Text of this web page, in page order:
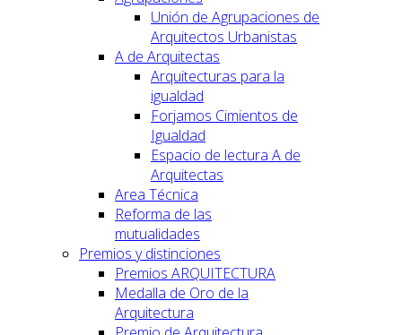
Unión de Agrupaciones de
Arquitectos Urbanistas
A de Arquitectas
Arquitecturas para la
igualdad
Forjamos Cimientos de
Igualdad
Espacio de lectura A de
Arquitectas
Area Técnica
Reforma de las
mutualidades
Premios y distinciones
Premios ARQUITECTURA
Medalla de Oro de la
Arquitectura